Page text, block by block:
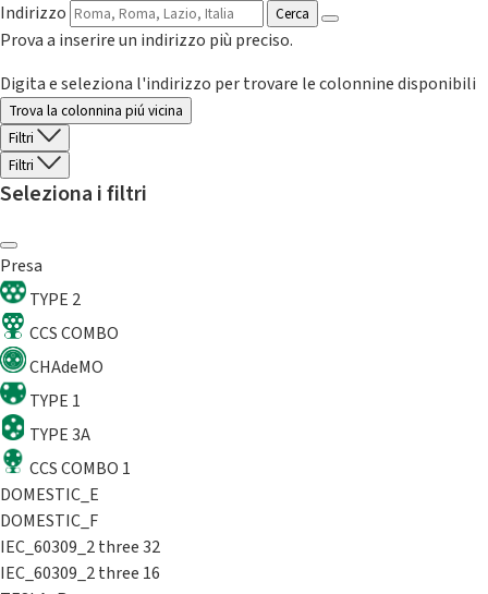
Indirizzo
Cerca
Prova a inserire un indirizzo più preciso.
Digita e seleziona l'indirizzo per trovare le colonnine disponibili
Trova la colonnina piú vicina
Filtri
Filtri
Seleziona i filtri
Presa
TYPE 2
CCS COMBO
CHAdeMO
TYPE 1
TYPE 3A
CCS COMBO 1
DOMESTIC_E
DOMESTIC_F
IEC_60309_2 three 32
IEC_60309_2 three 16